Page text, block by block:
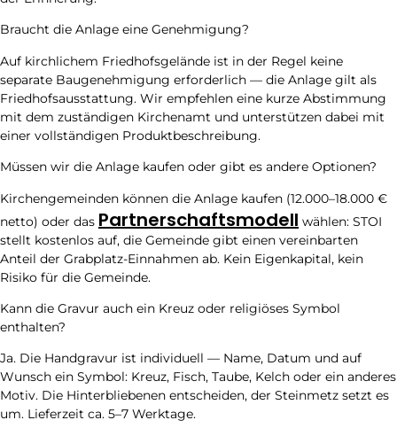
Braucht die Anlage eine Genehmigung?
Auf kirchlichem Friedhofsgelände ist in der Regel keine
separate Baugenehmigung erforderlich — die Anlage gilt als
Friedhofsausstattung. Wir empfehlen eine kurze Abstimmung
mit dem zuständigen Kirchenamt und unterstützen dabei mit
einer vollständigen Produktbeschreibung.
Müssen wir die Anlage kaufen oder gibt es andere Optionen?
Kirchengemeinden können die Anlage kaufen (12.000–18.000 €
netto) oder das Partnerschaftsmodell wählen: STOI
stellt kostenlos auf, die Gemeinde gibt einen vereinbarten
Anteil der Grabplatz-Einnahmen ab. Kein Eigenkapital, kein
Risiko für die Gemeinde.
Kann die Gravur auch ein Kreuz oder religiöses Symbol
enthalten?
Ja. Die Handgravur ist individuell — Name, Datum und auf
Wunsch ein Symbol: Kreuz, Fisch, Taube, Kelch oder ein anderes
Motiv. Die Hinterbliebenen entscheiden, der Steinmetz setzt es
um. Lieferzeit ca. 5–7 Werktage.